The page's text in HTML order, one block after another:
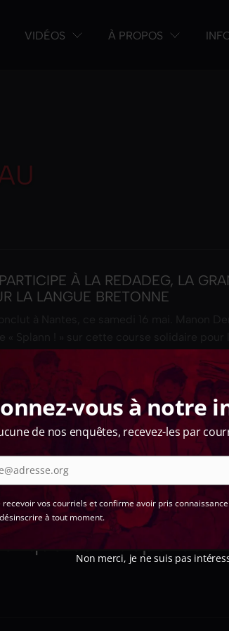
VIDÉOS À PROPOS
À LA REDADEG, LA
LA LANGUE BRETONNE
!
indépendant
vous à notre
de nos enquêtes, recevez-les par
recevoir vos courriels et confirme avoir pris
à tout moment.
Non merci, je ne suis pas